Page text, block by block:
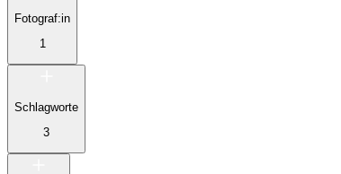
Fotograf:in
1
Schlagworte
3